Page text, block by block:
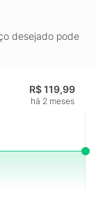
desejado pode
R$ 119,99
há 2 meses